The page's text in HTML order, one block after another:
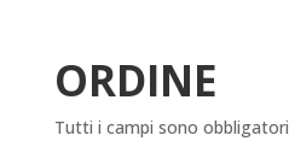
ORDINE
Tutti i campi sono obbligatori